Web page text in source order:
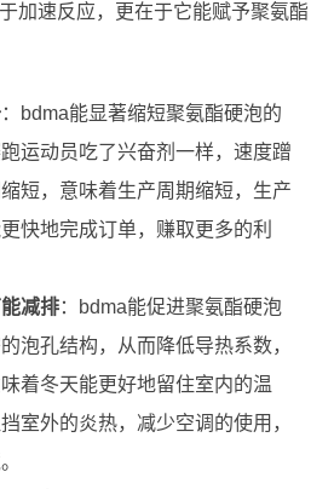
加速反应，更在于它能赋予聚氨酯
：bdma能显著缩短聚氨酯硬泡的
运动员吃了兴奋剂一样，速度蹭
短，意味着生产周期缩短，生产
快地完成订单，赚取更多的利
减排：bdma能促进聚氨酯硬泡
泡孔结构，从而降低导热系数，
着冬天能更好地留住室内的温
室外的炎热，减少空调的使用，